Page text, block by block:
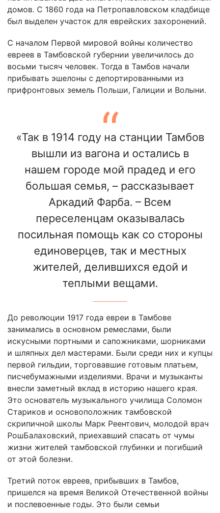
домов. С 1860 года на Петропавловском кладбище
был выделен участок для еврейских захоронений.
С началом Первой мировой войны количество
евреев в Тамбовской губернии увеличилось до
восьми тысяч человек. Тогда в Тамбов начали
прибывать эшелоны с депортированными из
прифронтовых земель Польши, Галиции и Волыни.
«Так в 1914 году на станции Тамбов
вышли из вагона и остались в
нашем городе мой прадед и его
большая семья, – рассказывает
Аркадий Фарба. – Всем
переселенцам оказывалась
посильная помощь как со стороны
единоверцев, так и местных
жителей, делившихся едой и
теплыми вещами.
До революции 1917 года евреи в Тамбове
занимались в основном ремеслами, были
искусными портными и сапожниками, шорниками
и шляпных дел мастерами. Были среди них и купцы
первой гильдии, торговавшие готовым платьем,
писчебумажными изделиями. Врачи и музыканты
внесли заметный вклад в историю нашего края.
Это основатель музыкального училища Соломон
Стариков и основоположник тамбовской
скрипичной школы Марк Реентович, молодой врач
РошБалаховский, приехавший спасать от чумы
жизни жителей тамбовской глубинки и погибший
от этой болезни.
Третий поток евреев, прибывших в Тамбов,
пришелся на время Великой Отечественной войны
и послевоенные годы. Это были семьи